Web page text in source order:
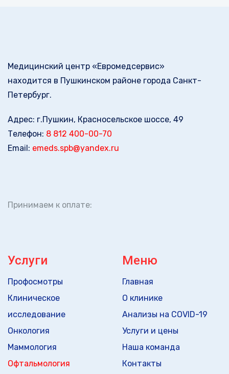
Медицинский центр «Евромедсервис»
находится в Пушкинском районе города Санкт-
Петербург.
Адрес: г.Пушкин, Красносельское шоссе, 49
Телефон: 8 812 400-00-70
Email: emeds.spb@yandex.ru
Принимаем к оплате:
Услуги
Профосмотры
Клиническое
исследование
Онкология
Маммология
Офтальмология
Меню
Главная
О клинике
Анализы на COVID-19
Услуги и цены
Наша команда
Контакты